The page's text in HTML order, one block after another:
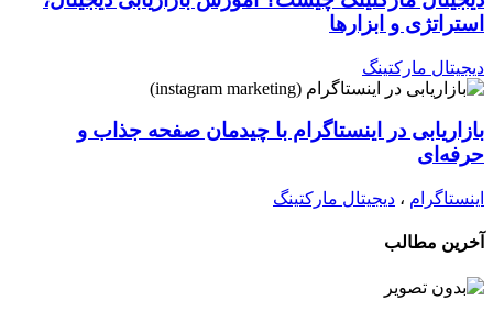
استراتژی و ابزارها
دیجیتال مارکتینگ
بازاریابی در اینستاگرام با چیدمان صفحه جذاب و
حرفه‌ای
اینستاگرام ، دیجیتال مارکتینگ
آخرین مطالب